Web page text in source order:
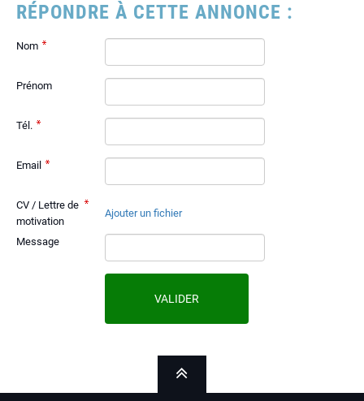
RÉPONDRE À CETTE ANNONCE :
Nom
Prénom
Tél.
Email
CV / Lettre de
motivation
Ajouter un fichier
Message